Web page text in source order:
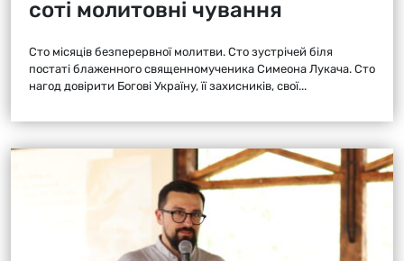
соті молитовні чування
Сто місяців безперервної молитви. Сто зустрічей біля
постаті блаженного священномученика Симеона Лукача. Сто
нагод довірити Богові Україну, її захисників, свої...